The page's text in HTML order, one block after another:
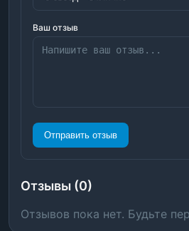
Ваш отзыв
Отправить отзыв
Отзывы (0)
Отзывов пока нет. Будьте